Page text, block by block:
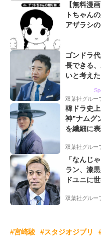
【無料漫
トちゃん
アザラシ
ゴンドラ
長できる
いと考え
双葉社グルー
韓ドラ史
神”ナムグ
を繊細に
双葉社グルー
「なんじ
ラン、漆
ドユニに
「こりゃ
双葉社グルー
#宮崎駿 #スタジオジブリ